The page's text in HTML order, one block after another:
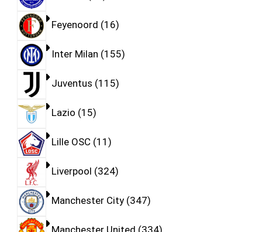
Feyenoord 16
Inter Milan 155
Juventus 115
Lazio 15
Lille OSC 11
Liverpool 324
Manchester City 347